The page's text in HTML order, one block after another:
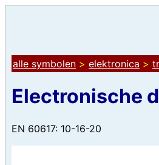
alle symbolen > elektronica >
Electronische
EN 60617: 10-16-20